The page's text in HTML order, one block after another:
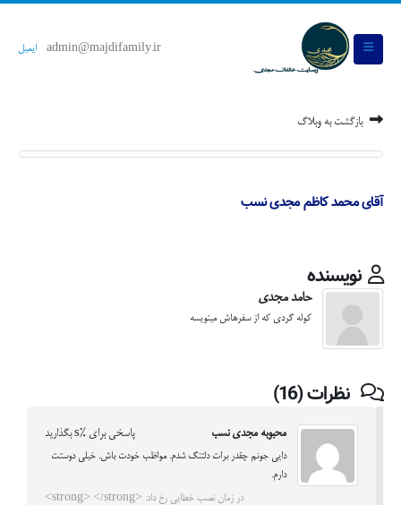
admin@majdifamily.ir ایمیل
بازگشت به وبلاگ
آقای محمد کاظم مجدی نسب
نویسنده
حامد مجدی
کوله گردی که از سفرهاش مینویسه
نظرات (16)
محبوبه مجدی نسب پاسخی برای %s بگذارید
دایی جونم چقدر برات دلتنگ شدم. مواظب خودت باش. خیلی دوستت
دارم.
در زمان نصب خطایی رخ داد: <strong> </strong>